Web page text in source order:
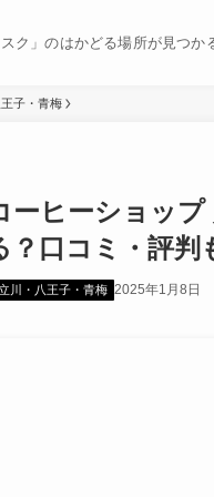
スク」のはかどる場所が見つか
子・青梅
ーヒーショッ
？口コミ・評判
川・八王子・青梅 2025年1月8日